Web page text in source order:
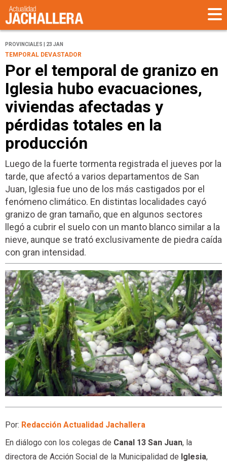
PROVINCIALES | 23 JAN
TEMPORAL DEVASTADOR
Por el temporal de granizo en
Iglesia hubo evacuaciones,
viviendas afectadas y
pérdidas totales en la
producción
Luego de la fuerte tormenta registrada el jueves por la
tarde, que afectó a varios departamentos de San
Juan, Iglesia fue uno de los más castigados por el
fenómeno climático. En distintas localidades cayó
granizo de gran tamaño, que en algunos sectores
llegó a cubrir el suelo con un manto blanco similar a la
nieve, aunque se trató exclusivamente de piedra caída
con gran intensidad.
Por: Redacción Actualidad Jachallera
En diálogo con los colegas de Canal 13 San Juan, la
directora de Acción Social de la Municipalidad de Iglesia,